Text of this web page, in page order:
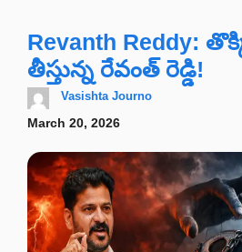
Revanth Reddy:
తీస్తున్న రేవంత్ రెడ్డి!
Vasishta Journo
March 20, 2026